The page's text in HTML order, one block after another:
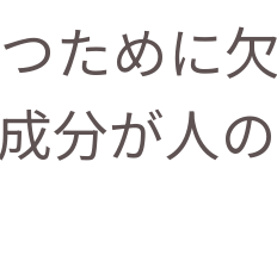
ために
分が人